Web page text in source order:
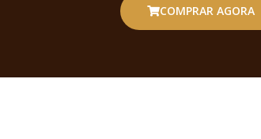
COMPRAR AGORA